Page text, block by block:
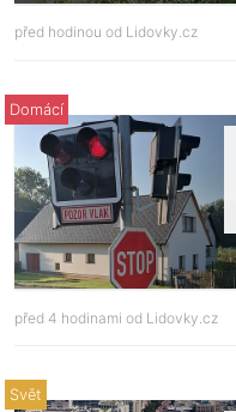
před hodinou od Lidovky.cz
Domácí
před 4 hodinami od Lidovky.cz
Svět